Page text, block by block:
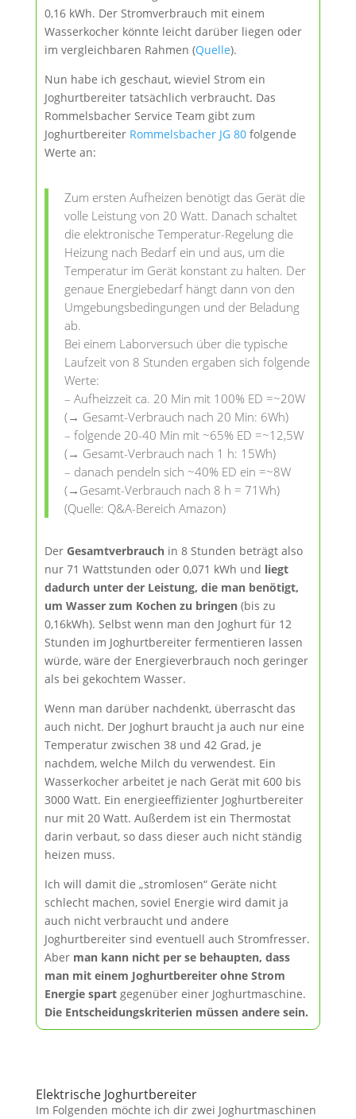
0,16 kWh. Der Stromverbrauch mit einem
Wasserkocher könnte leicht darüber liegen oder
im vergleichbaren Rahmen (Quelle).
Nun habe ich geschaut, wieviel Strom ein
Joghurtbereiter tatsächlich verbraucht. Das
Rommelsbacher Service Team gibt zum
Joghurtbereiter Rommelsbacher JG 80folgende
Werte an:
Zum ersten Aufheizen benötigt das Gerät die
volle Leistung von 20 Watt. Danach schaltet
die elektronische Temperatur-Regelung die
Heizung nach Bedarf ein und aus, um die
Temperatur im Gerät konstant zu halten. Der
genaue Energiebedarf hängt dann von den
Umgebungsbedingungen und der Beladung
ab.
Bei einem Laborversuch über die typische
Laufzeit von 8 Stunden ergaben sich folgende
Werte:
– Aufheizzeit ca. 20 Min mit 100% ED =~20W
(→ Gesamt-Verbrauch nach 20 Min: 6Wh)
– folgende 20-40 Min mit ~65% ED =~12,5W
(→ Gesamt-Verbrauch nach 1 h: 15Wh)
– danach pendeln sich ~40% ED ein =~8W
(→Gesamt-Verbrauch nach 8 h = 71Wh)
(Quelle: Q&A-Bereich Amazon)
Der Gesamtverbrauchin 8 Stunden beträgt also
nur 71 Wattstunden oder 0,071 kWh und liegt
dadurch unter der Leistung, die man benötigt,
um Wasser zum Kochen zu bringen(bis zu
0,16kWh). Selbst wenn man den Joghurt für 12
Stunden im Joghurtbereiter fermentieren lassen
würde, wäre der Energieverbrauch noch geringer
als bei gekochtem Wasser.
Wenn man darüber nachdenkt, überrascht das
auch nicht. Der Joghurt braucht ja auch nur eine
Temperatur zwischen 38 und 42 Grad, je
nachdem, welche Milch du verwendest. Ein
Wasserkocher arbeitet je nach Gerät mit 600 bis
3000 Watt. Ein energieeffizienter Joghurtbereiter
nur mit 20 Watt. Außerdem ist ein Thermostat
darin verbaut, so dass dieser auch nicht ständig
heizen muss.
Ich will damit die „stromlosen“ Geräte nicht
schlecht machen, soviel Energie wird damit ja
auch nicht verbraucht und andere
Joghurtbereiter sind eventuell auch Stromfresser.
Aber man kann nicht per se behaupten, dass
man mit einem Joghurtbereiter ohne Strom
Energie spartgegenüber einer Joghurtmaschine.
Die Entscheidungskriterien müssen andere sein.
Elektrische Joghurtbereiter
Im Folgenden möchte ich dir zwei Joghurtmaschinen